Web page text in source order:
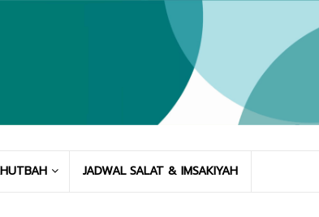
JADWAL SALAT & IMSAKIYAH